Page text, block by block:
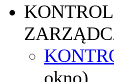
okno)